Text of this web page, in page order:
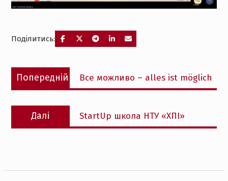
Поділитись:
Навігація
записів
Попередній
Попередній
запис:
Все можливо – alles ist möglich
Далі
Наступний
запис:
StartUp школа НТУ «ХПІ»